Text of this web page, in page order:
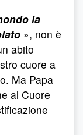
la
», non è
abito
cuore a
Ma Papa
al Cuore